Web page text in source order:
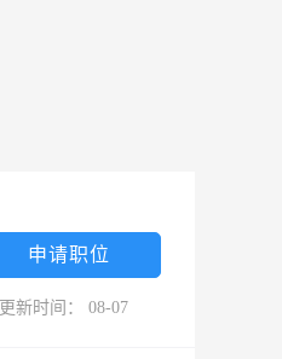
申请职位
更新时间： 08-07